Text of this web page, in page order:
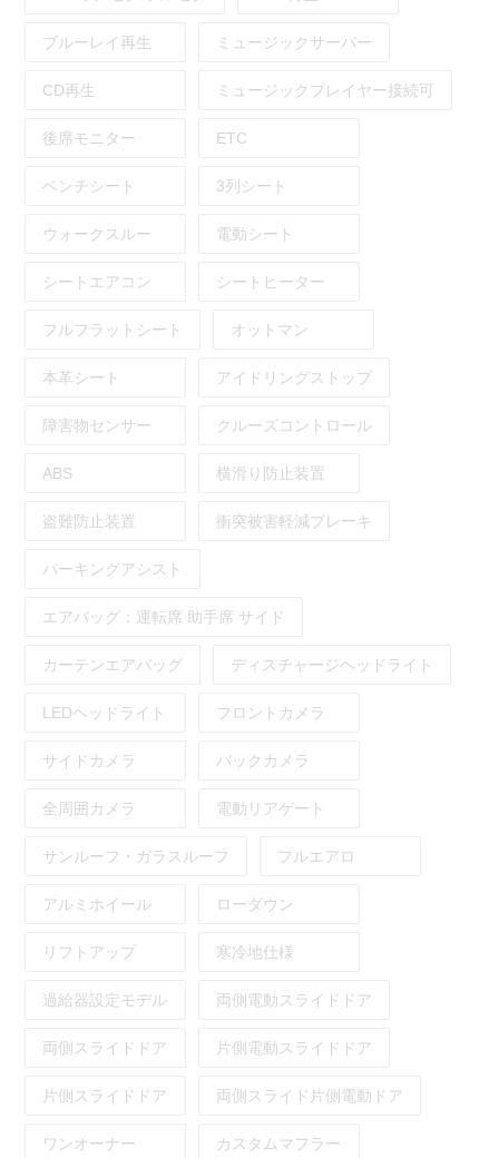
ブルーレイ再生 ミュージックサーバー
CD再生 ミュージックプレイヤー接続可
後席モニター ETC
ベンチシート 3列シート
ウォークスルー 電動シート
シートエアコン シートヒーター
フルフラットシート オットマン
本革シート アイドリングストップ
障害物センサー クルーズコントロール
ABS 横滑り防止装置
盗難防止装置 衝突被害軽減ブレーキ
パーキングアシスト
エアバッグ： 運転席 助手席 サイド
カーテンエアバッグ ディスチャージヘッドライト
LEDヘッドライト フロントカメラ
サイドカメラ バックカメラ
全周囲カメラ 電動リアゲート
サンルーフ・ガラスルーフ フルエアロ
アルミホイール ローダウン
リフトアップ 寒冷地仕様
過給器設定モデル 両側電動スライドドア
両側スライドドア 片側電動スライドドア
片側スライドドア 両側スライド片側電動ドア
ワンオーナー カスタムマフラー